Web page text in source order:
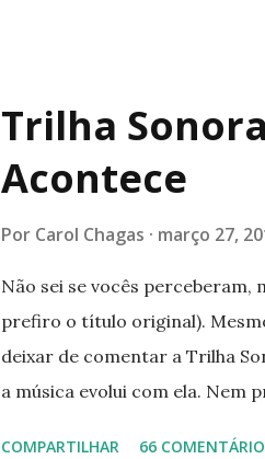
assim, mergulhei na história.
por sua vez foi inspirado em
se passa em plena Revolução
por isso. Solto tempos depois,
mesmo tempo...
Trilha
Acontece
Por Carol Chagas março 27,
Não sei se vocês perceberam,
prefiro o título original).
deixar de comentar a Trilha
a música evolui com ela. Nem
COMPARTILHAR 66